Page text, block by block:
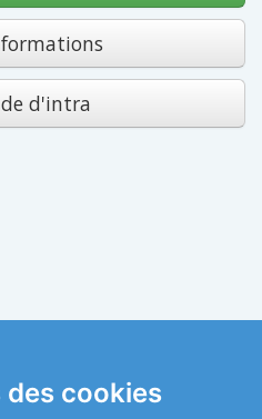
cookies
d'intra